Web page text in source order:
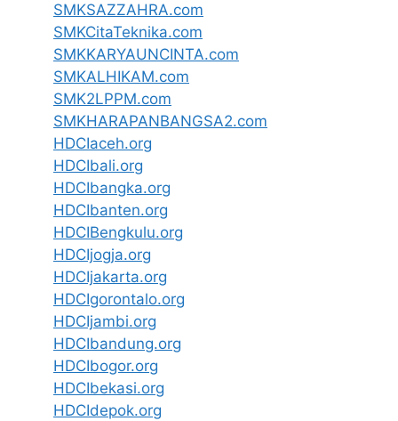
SMKSAZZAHRA.com
SMKCitaTeknika.com
SMKKARYAUNCINTA.com
SMKALHIKAM.com
SMK2LPPM.com
SMKHARAPANBANGSA2.com
HDCIaceh.org
HDCIbali.org
HDCIbangka.org
HDCIbanten.org
HDCIBengkulu.org
HDCIjogja.org
HDCIjakarta.org
HDCIgorontalo.org
HDCIjambi.org
HDCIbandung.org
HDCIbogor.org
HDCIbekasi.org
HDCIdepok.org